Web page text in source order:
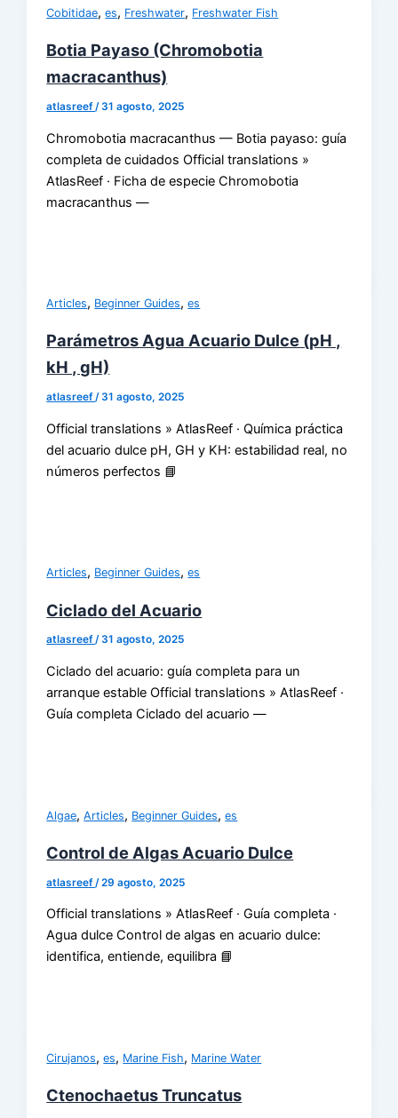
Cobitidae,es, Freshwater, Freshwater Fish
Botia Payaso (Chromobotia
macracanthus)
atlasreef/31 agosto, 2025
Chromobotia macracanthus — Botia payaso: guía
completa de cuidados Official translations »
AtlasReef · Ficha de especie Chromobotia
macracanthus —
Articles, Beginner Guides,es
Parámetros Agua Acuario Dulce (pH ,
kH , gH)
atlasreef/31 agosto, 2025
Official translations » AtlasReef · Química práctica
del acuario dulce pH, GH y KH: estabilidad real, no
números perfectos 📘
Articles, Beginner Guides,es
Ciclado del Acuario
atlasreef/31 agosto, 2025
Ciclado del acuario: guía completa para un
arranque estable Official translations » AtlasReef ·
Guía completa Ciclado del acuario —
Algae,Articles, Beginner Guides,es
Control de Algas Acuario Dulce
atlasreef /29 agosto, 2025
Official translations » AtlasReef · Guía completa ·
Agua dulce Control de algas en acuario dulce:
identifica, entiende, equilibra 📘
Cirujanos,es, Marine Fish, Marine Water
Ctenochaetus Truncatus